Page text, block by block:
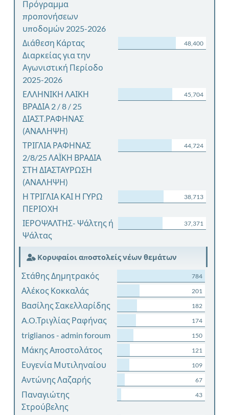
Πρόγραμμα
προπονήσεων
υποδομών 2025-2026
Διάθεση Κάρτας
Διαρκείας για την
Αγωνιστική Περίοδο
2025-2026
48,400
ΕΛΛΗΝΙΚΗ ΛΑΙΚΗ
ΒΡΑΔΙΑ 2 / 8 / 25
ΔΙΑΣΤ.ΡΑΦΗΝΑΣ
(ΑΝΑΛΗΨΗ)
45,704
ΤΡΙΓΛΙΑ ΡΑΦΗΝΑΣ
2/8/25 ΛΑΪΚΗ ΒΡΑΔΙΑ
ΣΤΗ ΔΙΑΣΤΑΥΡΩΣΗ
(ΑΝΑΛΗΨΗ)
44,724
Η ΤΡΙΓΛΙΑ ΚΑΙ Η ΓΥΡΩ
ΠΕΡΙΟΧΗ
38,713
ΙΕΡΟΨΑΛΤΗΣ- Ψάλτης ή
Ψάλτας
37,371
Κορυφαίοι αποστολείς νέων θεμάτων
Στάθης Δημητρακός 784
Αλέκος Κοκκαλάς 201
Βασίλης Σακελλαρίδης 182
A.O.Τριγλίας Ραφήνας 174
triglianos - admin foroum 150
Μάκης Αποστολάτος 121
Ευγενία Μυτιληναίου 109
Αντώνης Λαζαρής 67
Παναγιώτης
Στρούβελης
43